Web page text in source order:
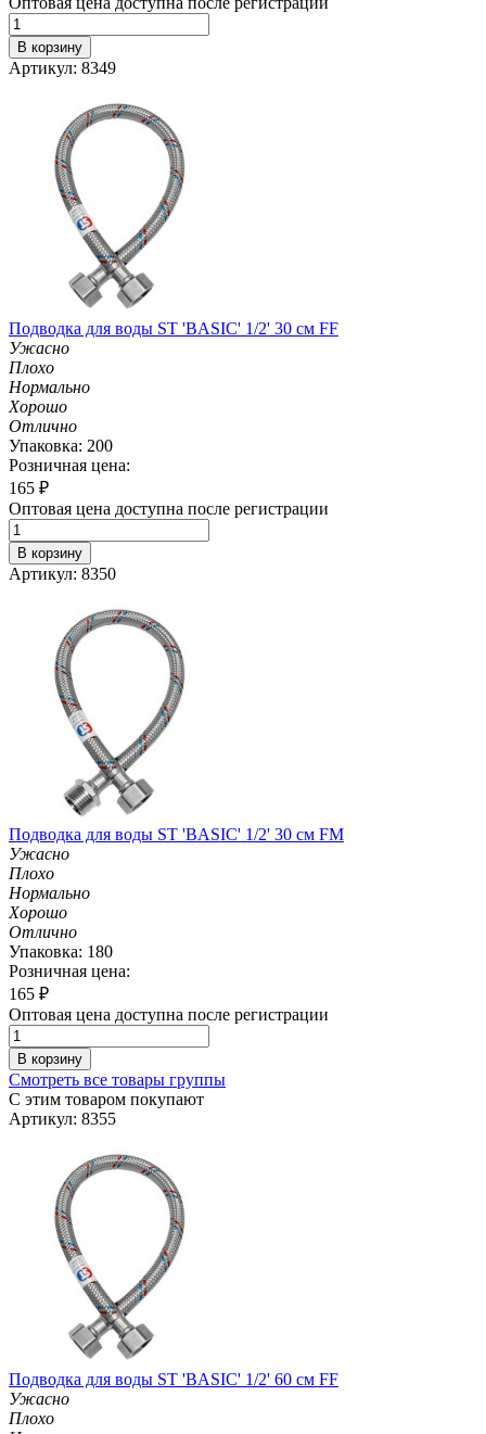
В корзину
Артикул: 8349
Подводка для воды ST 'BASIC' 1/2' 30 см FF
Ужасно
Плохо
Нормально
Хорошо
Отлично
Упаковка: 200
Розничная цена:
165 ₽
Оптовая цена доступна после регистрации
В корзину
Артикул: 8350
Подводка для воды ST 'BASIC' 1/2' 30 см FM
Ужасно
Плохо
Нормально
Хорошо
Отлично
Упаковка: 180
Розничная цена:
165 ₽
Оптовая цена доступна после регистрации
В корзину
Смотреть все товары группы
С этим товаром покупают
Артикул: 8355
Подводка для воды ST 'BASIC' 1/2' 60 см FF
Ужасно
Плохо